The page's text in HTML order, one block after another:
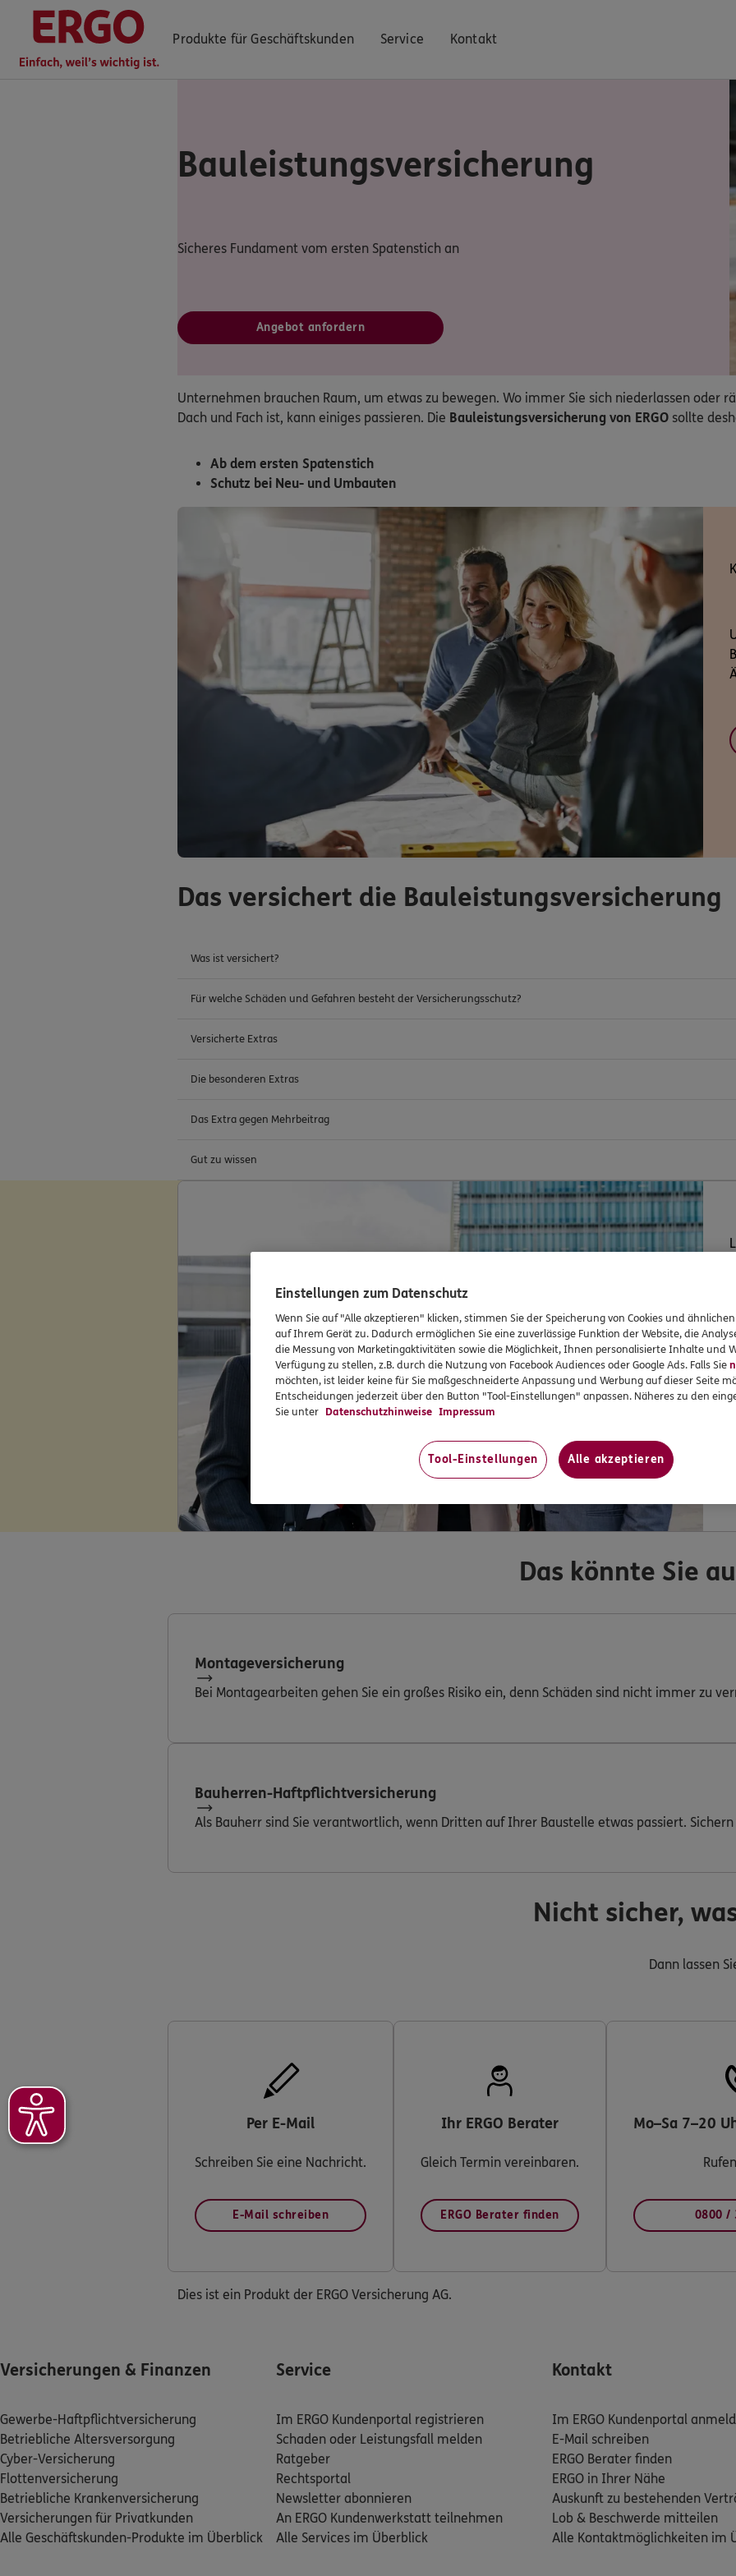
Produkte für Geschäftskunden Service Kontakt
ERGO Berater findenBauleistungs­versicherung
Sicheres Fundament vom ersten Spatenstich an
Angebot anfordern
Unternehmen brauchen Raum, um etwas zu bewegen. Wo immer Sie sich niederlassen
Dach und Fach ist, kann einiges passieren. Die Bauleistungsversicherung von ERGO sollte
Ab dem ersten Spatenstich
Schutz bei Neu- und Umbauten
Das versichert die Bauleistungsversicherung
Was ist versichert?
Für welche Schäden und Gefahren besteht der Versicherungsschutz?
Versicherte Extras
Die besonderen Extras
Das Extra gegen Mehrbeitrag
Gut zu wissen
Das könnte Sie
Montageversicherung
Bei Montagearbeiten gehen Sie ein großes Risiko ein, denn Schäden sind nicht immer zu
Bauherren-Haftpflichtversicherung
Als Bauherr sind Sie verantwortlich, wenn Dritten auf Ihrer Baustelle etwas passiert. Sichern
Nicht sicher,
Dann lassen
Per E-Mail
Schreiben Sie eine Nachricht.
E-Mail schreiben
Ihr ERGO Berater
Gleich Termin vereinbaren.
ERGO Berater finden
Mo–Sa 7–20
0800 /
Dies ist ein Produkt der ERGO Versicherung AG.
Versicherungen & Finanzen
Gewerbe-Haftpflichtversicherung
Betriebliche Altersversorgung
Cyber-Versicherung
Flottenversicherung
Betriebliche Krankenversicherung
Versicherungen für Privatkunden
Alle Geschäftskunden-Produkte im Überblick
Service
Im ERGO Kundenportal registrieren
Schaden oder Leistungsfall melden
Ratgeber
Rechtsportal
Newsletter abonnieren
An ERGO Kundenwerkstatt teilnehmen
Alle Services im Überblick
Kontakt
Im ERGO Kundenportal
E-Mail schreiben
ERGO Berater finden
ERGO in Ihrer Nähe
Auskunft zu bestehenden
Lob & Beschwerde mitteilen
Alle Kontaktmöglichkeiten im
Einstellungen zum Datenschutz
Wenn Sie auf "Alle akzeptieren" klicken, stimmen Sie der Speicherung von Cookies und
auf Ihrem Gerät zu. Dadurch ermöglichen Sie eine zuverlässige Funktion der Website, die
die Messung von Marketingaktivitäten sowie die Möglichkeit, Ihnen personalisierte Inhalte und
Verfügung zu stellen, z.B. durch die Nutzung von Facebook Audiences oder Google Ads. Falls Sie
möchten, ist leider keine für Sie maßgeschneiderte Anpassung und Werbung auf dieser Seite
Entscheidungen jederzeit über den Button "Tool-Einstellungen" anpassen. Näheres zu den
Sie unter Datenschutzhinweise Impressum
Tool-Einstellungen Alle akzeptieren